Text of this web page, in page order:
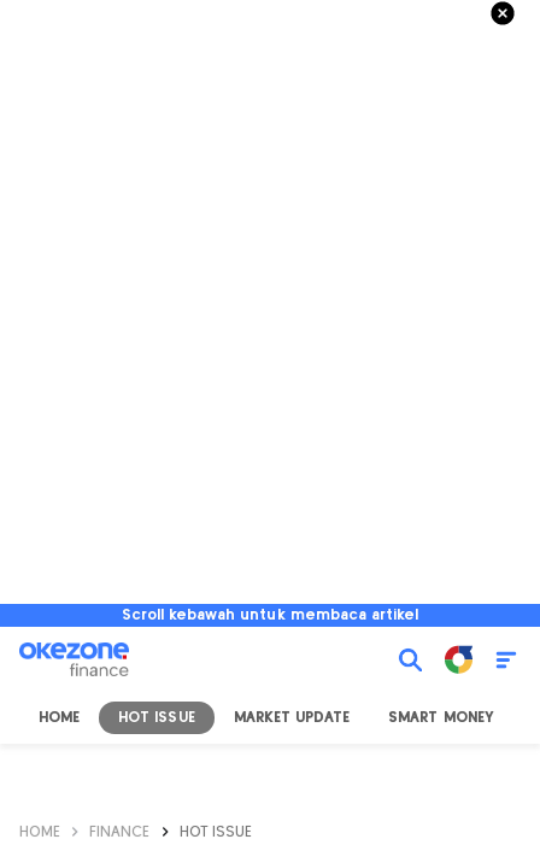
Scroll kebawah untuk membaca artikel
HOME HOT ISSUE MARKET UPDATE SMART MONEY
HOME FINANCE HOT ISSUE